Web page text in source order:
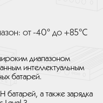
от -40° до +85°С
диапазоном
интеллектуальным
батарей.
батарей, а также зарядка